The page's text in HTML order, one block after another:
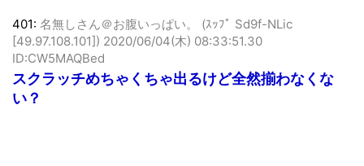
401:名無しさん＠お腹いっぱい。 (ｽｯﾌﾟ Sd9f-NLic
[49.97.108.101]) 2020/06/04(木) 08:33:51.30
ID:CW5MAQBed
スクラッチめちゃくちゃ出るけど全然揃わなくな